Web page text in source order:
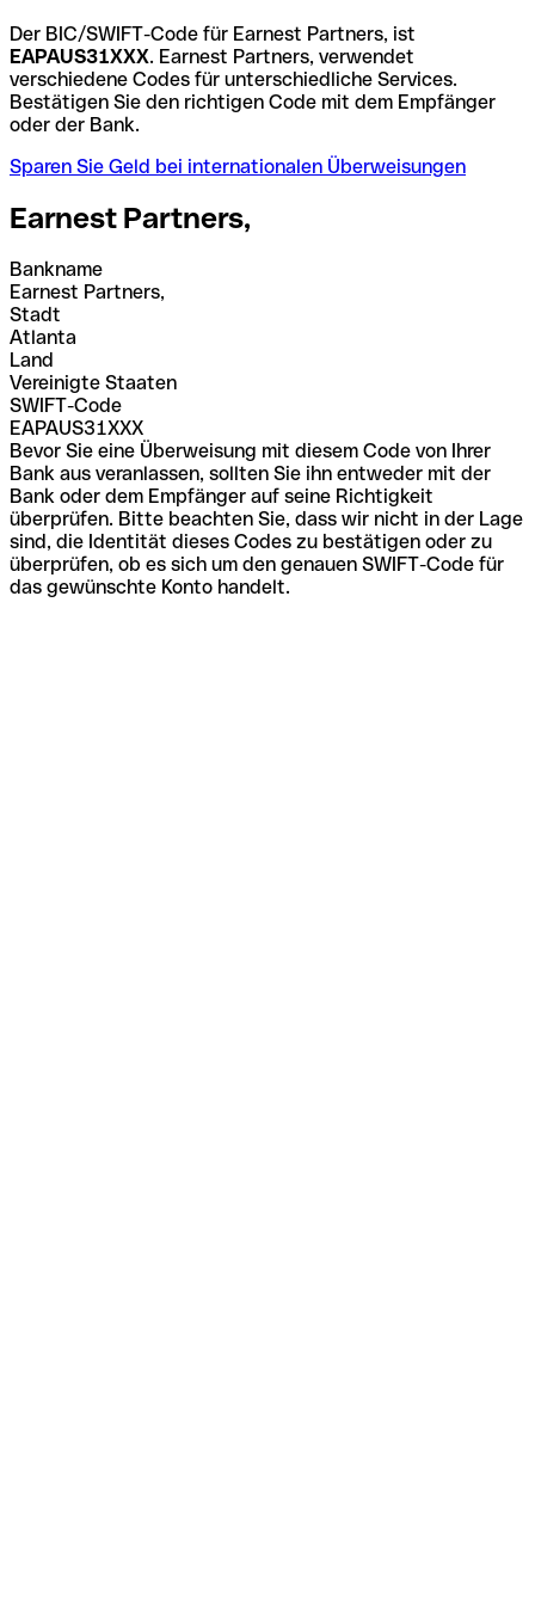
Der BIC/SWIFT-Code für Earnest Partners, ist
EAPAUS31XXX. Earnest Partners, verwendet
verschiedene Codes für unterschiedliche Services.
Bestätigen Sie den richtigen Code mit dem Empfänger
oder der Bank.
Sparen Sie Geld bei internationalen Überweisungen
Earnest Partners,
Bankname
Earnest Partners,
Stadt
Atlanta
Land
Vereinigte Staaten
SWIFT-Code
EAPAUS31XXX
Bevor Sie eine Überweisung mit diesem Code von Ihrer
Bank aus veranlassen, sollten Sie ihn entweder mit der
Bank oder dem Empfänger auf seine Richtigkeit
überprüfen. Bitte beachten Sie, dass wir nicht in der Lage
sind, die Identität dieses Codes zu bestätigen oder zu
überprüfen, ob es sich um den genauen SWIFT-Code für
das gewünschte Konto handelt.